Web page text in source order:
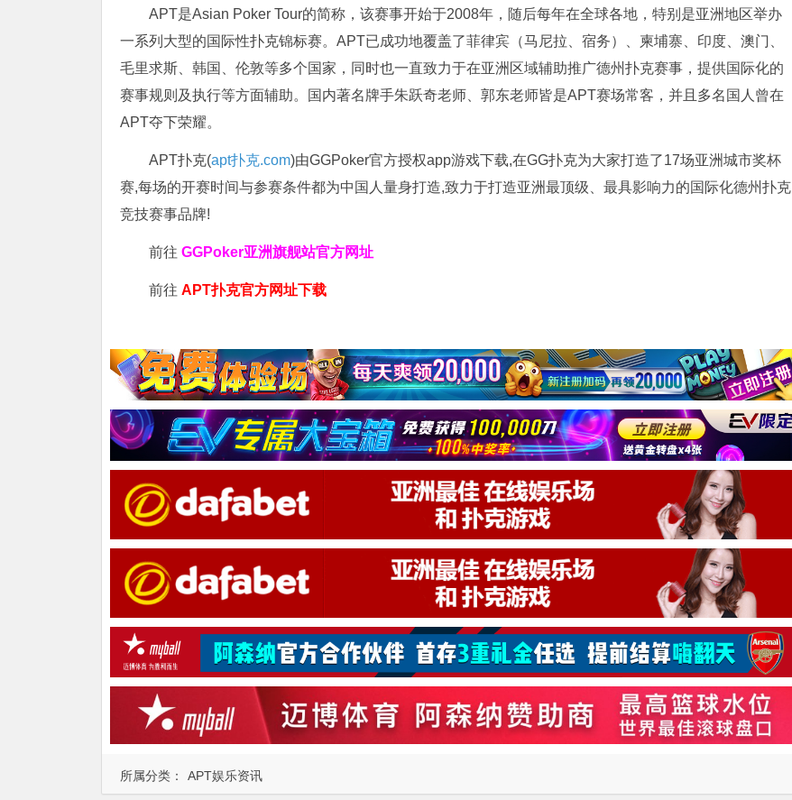
所属分类： APT娱乐资讯
APT是Asian Poker Tour的简称，该赛事开始于2008年，随后每年在全球各地，特别是亚洲地区举办
一系列大型的国际性扑克锦标赛。APT已成功地覆盖了菲律宾（马尼拉、宿务）、柬埔寨、印度、澳门、
毛里求斯、韩国、伦敦等多个国家，同时也一直致力于在亚洲区域辅助推广德州扑克赛事，提供国际化的
赛事规则及执行等方面辅助。国内著名牌手朱跃奇老师、郭东老师皆是APT赛场常客，并且多名国人曾在
APT夺下荣耀。
APT扑克(apt扑克.com)由GGPoker官方授权app游戏下载,在GG扑克为大家打造了17场亚洲城市奖杯
赛,每场的开赛时间与参赛条件都为中国人量身打造,致力于打造亚洲最顶级、最具影响力的国际化德州扑克
竞技赛事品牌!
前往 GGPoker亚洲旗舰站官方网址
前往 APT扑克官方网址下载